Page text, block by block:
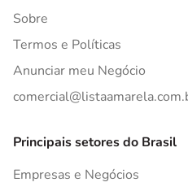
Sobre
Termos e Políticas
Anunciar meu Negócio
Principais setores do Brasil
Empresas e Negócios